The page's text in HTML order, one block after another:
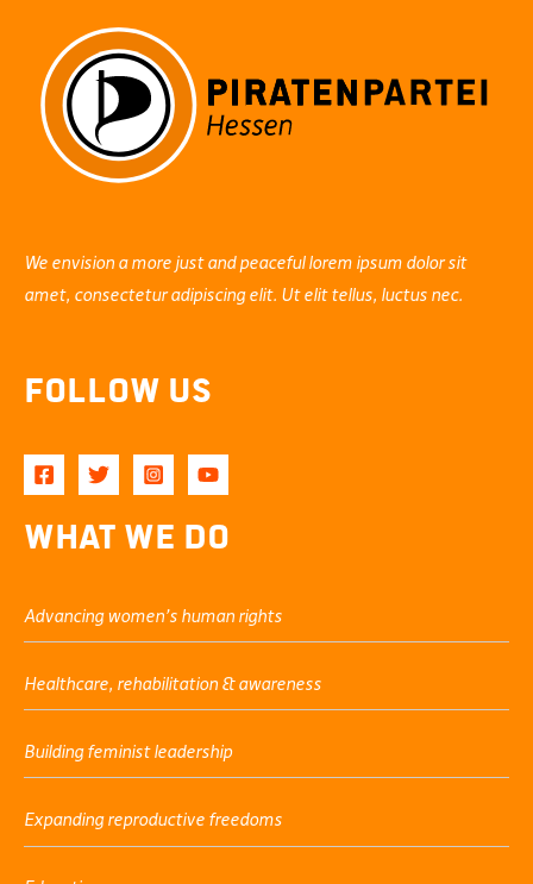
We envision a more just and peaceful lorem ipsum dolor sit
amet, consectetur adipiscing elit. Ut elit tellus, luctus nec.
Follow Us
What We Do
Advancing women’s human rights
Healthcare, rehabilitation & awareness
Building feminist leadership
Expanding reproductive freedoms